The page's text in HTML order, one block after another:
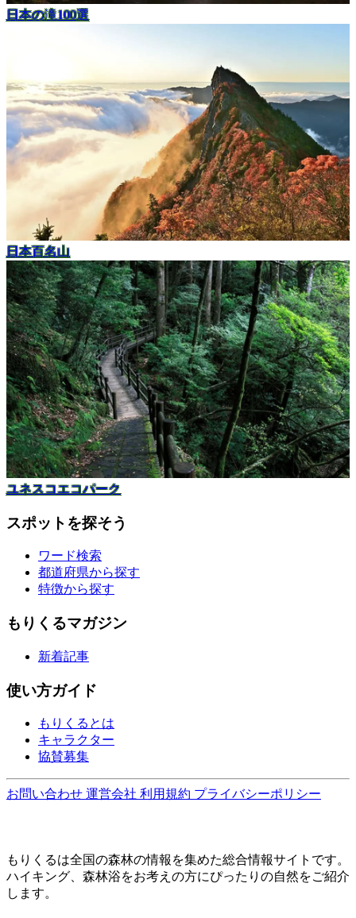
日本の滝100選
日本百名山
ユネスコエコパーク
スポットを探そう
ワード検索
都道府県から探す
特徴から探す
もりくるマガジン
新着記事
使い方ガイド
もりくるとは
キャラクター
協賛募集
お問い合わせ 運営会社 利用規約 プライバシーポリシー
もりくるは全国の森林の情報を集めた総合情報サイトです。
ハイキング、森林浴をお考えの方にぴったりの自然をご紹介
します。